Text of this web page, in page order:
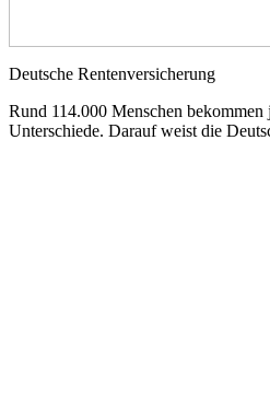
Deutsche Rentenversicherung
Rund 114.000 Menschen
Unterschiede. Darauf weist die